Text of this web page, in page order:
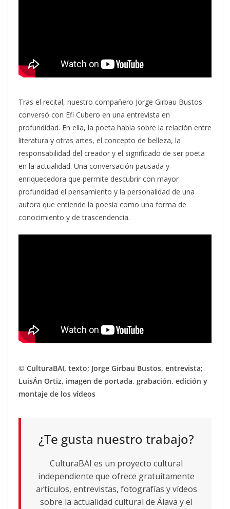
Tras el recital, nuestro compañero Jorge Girbau Bustos
conversó con Efi Cubero en una entrevista en
profundidad. En ella, la poeta habla sobre la relación entre
literatura y otras artes, el concepto de belleza, la
responsabilidad del creador y el significado de ser poeta
en la actualidad. Una conversación pausada y
enriquecedora que permite descubrir con mayor
profundidad el pensamiento y la personalidad de una
autora que entiende la poesía como una forma de
conocimiento y de trascendencia.
© CulturaBAI, texto; Jorge Girbau Bustos, entrevista;
LuisÁn Ortiz, imagen de portada, grabación, edición y
montaje de los vídeos
¿Te gusta nuestro trabajo?
CulturaBAI es un proyecto cultural
independiente que ofrece gratuitamente
artículos, entrevistas, fotografías y vídeos
sobre la actualidad cultural de Álava y el